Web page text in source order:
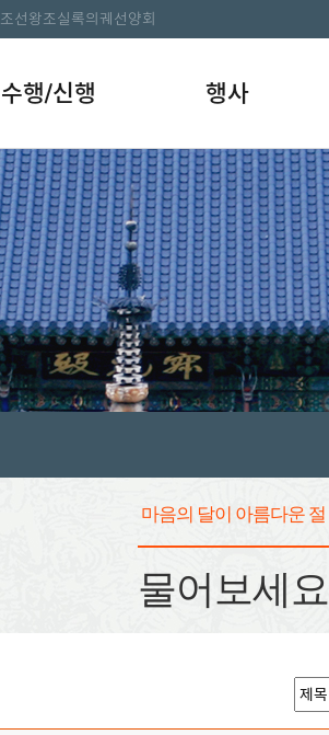
조선왕조실록의궤선양회
수행/신행 행사
마음의 달이 아름다운 절
물어보세요